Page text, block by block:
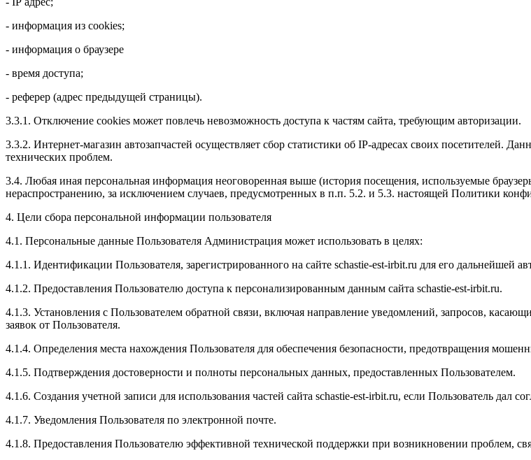
- информация из cookies;
- информация о браузере
- время доступа;
- реферер (адрес предыдущей страницы).
3.3.1. Отключение cookies может повлечь невозможность доступа к частям сайта, требующим авторизации.
3.3.2. Интернет-магазин автозапчастей осуществляет сбор статистики об IP-адресах своих посетителей.
технических проблем.
3.4. Любая иная персональная информация неоговоренная выше (история посещения, используемые
нераспространению, за исключением случаев, предусмотренных в п.п. 5.2. и 5.3. настоящей Политики
4. Цели сбора персональной информации пользователя
4.1. Персональные данные Пользователя Администрация может использовать в целях:
4.1.1. Идентификации Пользователя, зарегистрированного на сайте schastie-est-irbit.ru для его дальнейшей
4.1.2. Предоставления Пользователю доступа к персонализированным данным сайта schastie-est-irbit.ru.
4.1.3. Установления с Пользователем обратной связи, включая направление уведомлений, запросов,
заявок от Пользователя.
4.1.4. Определения места нахождения Пользователя для обеспечения безопасности, предотвращения
4.1.5. Подтверждения достоверности и полноты персональных данных, предоставленных Пользователем.
4.1.6. Создания учетной записи для использования частей сайта schastie-est-irbit.ru, если Пользователь дал
4.1.7. Уведомления Пользователя по электронной почте.
4.1.8. Предоставления Пользователю эффективной технической поддержки при возникновении проблем,